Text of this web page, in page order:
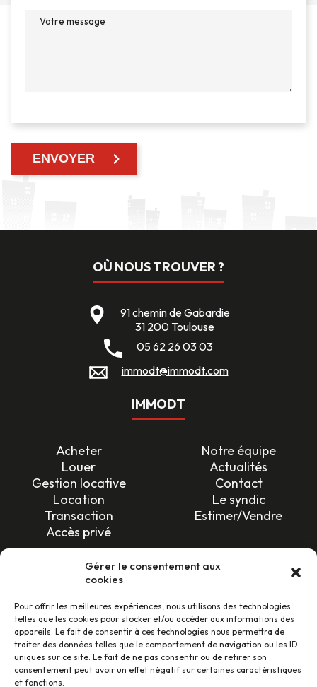
Gérer le consentement aux
cookies
Pour offrir les meilleures expériences, nous utilisons des technologies
telles que les cookies pour stocker et/ou accéder aux informations des
appareils. Le fait de consentir à ces technologies nous permettra de
traiter des données telles que le comportement de navigation ou les ID
uniques sur ce site. Le fait de ne pas consentir ou de retirer son
consentement peut avoir un effet négatif sur certaines caractéristiques
et fonctions.
OÙ NOUS TROUVER ?
91 chemin de Gabardie
31 200 Toulouse
05 62 26 03 03
immodt@immodt.com
IMMODT
Acheter
Notre équipe
Louer
Actualités
Gestion locative
Contact
Location
Le syndic
Transaction
Estimer/Vendre
Accès privé
SUIVEZ-NOUS !
LES AVIS CLIENTS